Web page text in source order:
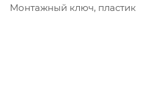
Монтажный ключ, пластик